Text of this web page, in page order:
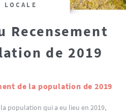
LOCALE
Recensement
de 2019
de la population de 2019
population qui a eu lieu en 2019,